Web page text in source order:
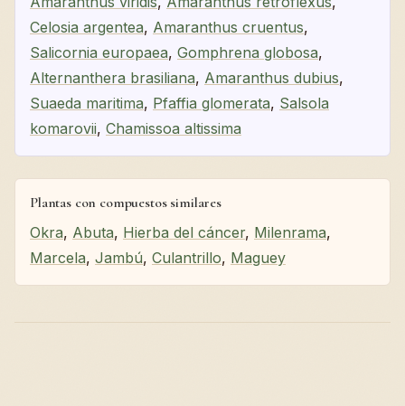
Celosia argentea, Amaranthus cruentus,
Salicornia europaea, Gomphrena globosa,
Alternanthera brasiliana, Amaranthus dubius,
Suaeda maritima, Pfaffia glomerata, Salsola
komarovii, Chamissoa altissima
Plantas con compuestos similares
Okra, Abuta, Hierba del cáncer, Milenrama,
Marcela, Jambú, Culantrillo, Maguey